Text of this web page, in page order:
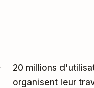
20 millions
organisent leur